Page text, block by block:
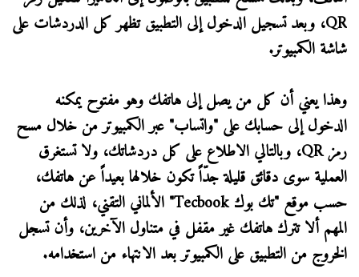
QR، وبعد تسجيل الدخول إلى التطبيق تظهر كل الدردشات على
شاشة الكمبيوتر.
وهذا يعني أن كل من يصل إلى هاتفك وهو مفتوح يمكنه
الدخول إلى حسابك على "واتساب" عبر الكمبيوتر من خلال مسح
رمز QR، وبالتالي الاطلاع على كل دردشاتك، ولا تستغرق
العملية سوى دقائق قليلة جدّاً تكون خلالها بعيداً عن هاتفك،
حسب موقع "تك بوك Tecbook" الألماني التقني، لذلك من
المهم ألا تترك هاتفك غير مقفل في متناول الآخرين، وأن تسجل
الخروج من التطبيق على الكمبيوتر بعد الانتهاء من استخدامه.